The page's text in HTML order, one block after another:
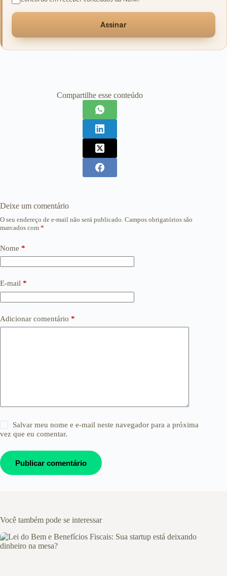
Assinar
Compartilhe esse conteúdo
Deixe um comentário
O seu endereço de e-mail não será publicado. Campos obrigatórios são
marcados com *
Nome *
E-mail *
Adicionar comentário *
Salvar meu nome e e-mail neste navegador para a próxima
vez que eu comentar.
Publicar comentário
Você também pode se interessar